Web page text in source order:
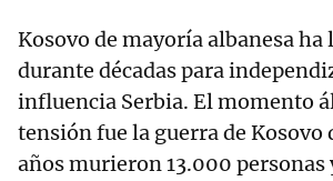
Kosovo de mayoría albanesa ha
durante décadas para
influencia Serbia. El momento
tensión fue la guerra de Kosovo
años murieron 13.000 personas